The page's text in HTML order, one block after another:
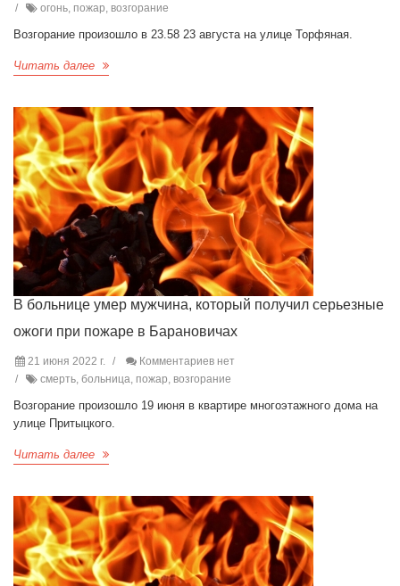
огонь, пожар, возгорание
Возгорание произошло в 23.58 23 августа на улице Торфяная.
Читать далее
В больнице умер мужчина, который получил серьезные
ожоги при пожаре в Барановичах
21 июня 2022 г.
Комментариев нет
смерть, больница, пожар, возгорание
Возгорание произошло 19 июня в квартире многоэтажного дома на
улице Притыцкого.
Читать далее